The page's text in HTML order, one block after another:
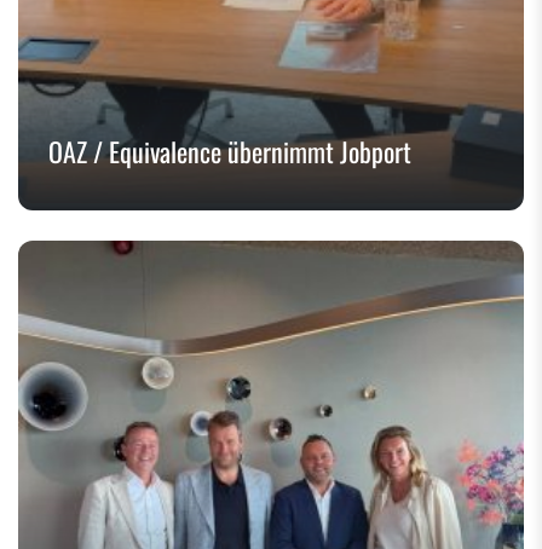
OAZ / Equivalence übernimmt Jobport